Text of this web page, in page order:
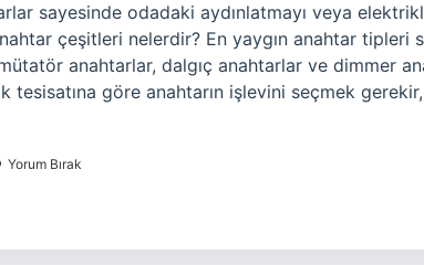
sayesinde odadaki aydınlatmayı veya
çeşitleri nelerdir? En yaygın anahtar tipleri
anahtarlar, dalgıç anahtarlar ve dimmer
tesisatına göre anahtarın işlevini seçmek
Yorum Bırak